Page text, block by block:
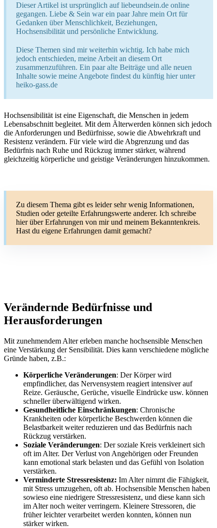
Dieser Artikel ist ursprünglich auf liebeundsein.de online
gegangen. Liebe & Sein war ein paar Jahre mein Ort für
Gedanken über Menschlichkeit, Beziehungen,
Hochsensibilität und persönliche Entwicklung.
Diese Themen sind mir weiterhin wichtig. Ich habe mich
jedoch entschieden, meine Arbeit an diesem Ort
zusammenzuführen. Ein paar alte Beiträge und alle neuen
Inhalte sowie meine Angebote findest du künftig hier unter
heiko-gass.de
Hochsensibilität ist eine Eigenschaft, die Menschen in jedem
Lebensabschnitt begleitet. Mit dem Älterwerden können sich jedoch
die Anforderungen und Bedürfnisse, sowie die Abwehrkraft und
Resistenz verändern. Für viele wird die Abgrenzung und das
Bedürfnis nach Ruhe und Rückzug immer stärker, während
gleichzeitig körperliche und geistige Veränderungen hinzukommen.
Zu diesem Thema gibt es leider sehr wenig Informationen,
Studien oder geteilte Erfahrungswerte anderer. Ich schreibe
hier über Erfahrungen von mir und meinem Bekanntenkreis.
Hast du eigene Erfahrungen damit gemacht?
Verändernde Bedürfnisse und
Herausforderungen
Mit zunehmendem Alter erleben manche hochsensible Menschen
eine Verstärkung der Sensibilität. Dies kann verschiedene mögliche
Gründe haben, z.B.:
Körperliche Veränderungen: Der Körper wird
empfindlicher, das Nervensystem reagiert intensiver auf
Reize. Geräusche, Gerüche, visuelle Eindrücke usw. können
schneller überwältigend wirken.
Gesundheitliche Einschränkungen: Chronische
Krankheiten oder körperliche Beschwerden können die
Belastbarkeit weiter reduzieren und das Bedürfnis nach
Rückzug verstärken.
Soziale Veränderungen: Der soziale Kreis verkleinert sich
oft im Alter. Der Verlust von Angehörigen oder Freunden
kann emotional stark belasten und das Gefühl von Isolation
verstärken.
Verminderte Stressresistenz: Im Alter nimmt die Fähigkeit,
mit Stress umzugehen, oft ab. Hochsensible Menschen haben
sowieso eine niedrigere Stressresistenz, und diese kann sich
im Alter noch weiter verringern. Kleinere Stressoren, die
früher leichter verarbeitet werden konnten, können nun
stärker wirken.